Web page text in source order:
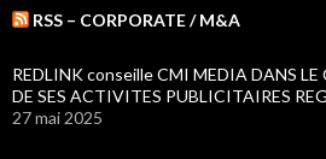
RSS – CORPORATE / M&A
REDLINK conseille CMI MEDIA DANS LE
DE SES ACTIVITES PUBLICITAIRES
27 mai 2025